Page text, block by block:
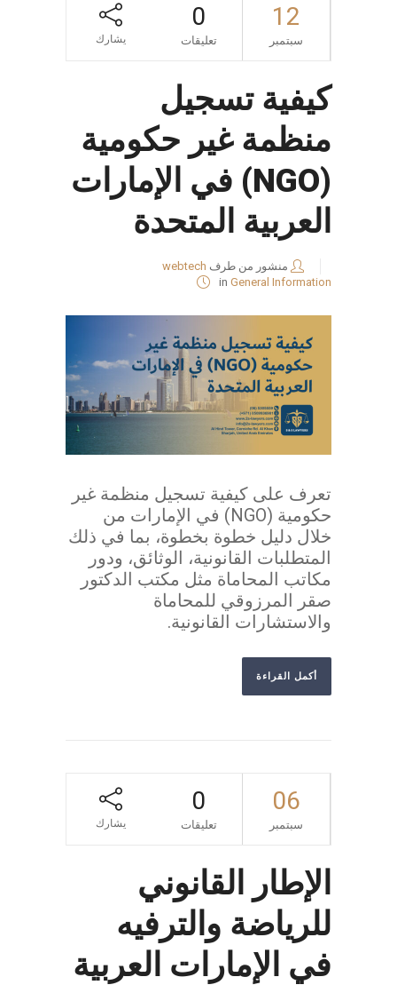
12
سبتمبر
0
تعليقات يشارك
كيفية تسجيل
منظمة غير حكومية
(NGO) في الإمارات
العربية المتحدة
منشور من طرف webtech
in General Information
تعرف على كيفية تسجيل منظمة غير
حكومية (NGO) في الإمارات من
خلال دليل خطوة بخطوة، بما في ذلك
المتطلبات القانونية، الوثائق، ودور
مكاتب المحاماة مثل مكتب الدكتور
صقر المرزوقي للمحاماة
والاستشارات القانونية.
أكمل القراءة
06
سبتمبر
0
تعليقات يشارك
الإطار القانوني
للرياضة والترفيه
في الإمارات العربية